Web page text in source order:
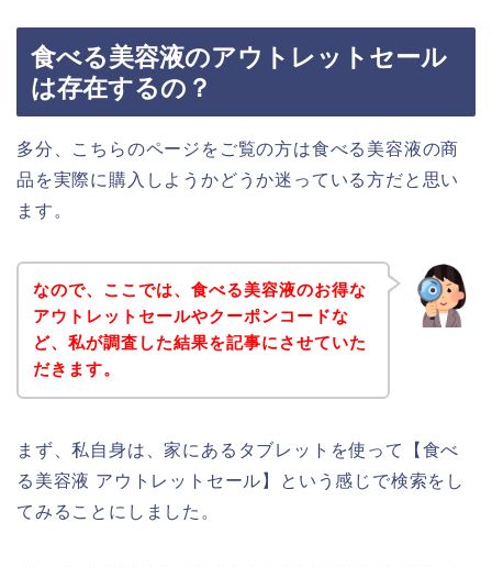
食べる美容液のアウトレットセール
は存在するの？
多分、こちらのページをご覧の方は食べる美容液の商
品を実際に購入しようかどうか迷っている方だと思い
ます。
なので、ここでは、食べる美容液のお得な
アウトレットセールやクーポンコードな
ど、私が調査した結果を記事にさせていた
だきます。
まず、私自身は、家にあるタブレットを使って【食べ
る美容液 アウトレットセール】という感じで検索をし
てみることにしました。